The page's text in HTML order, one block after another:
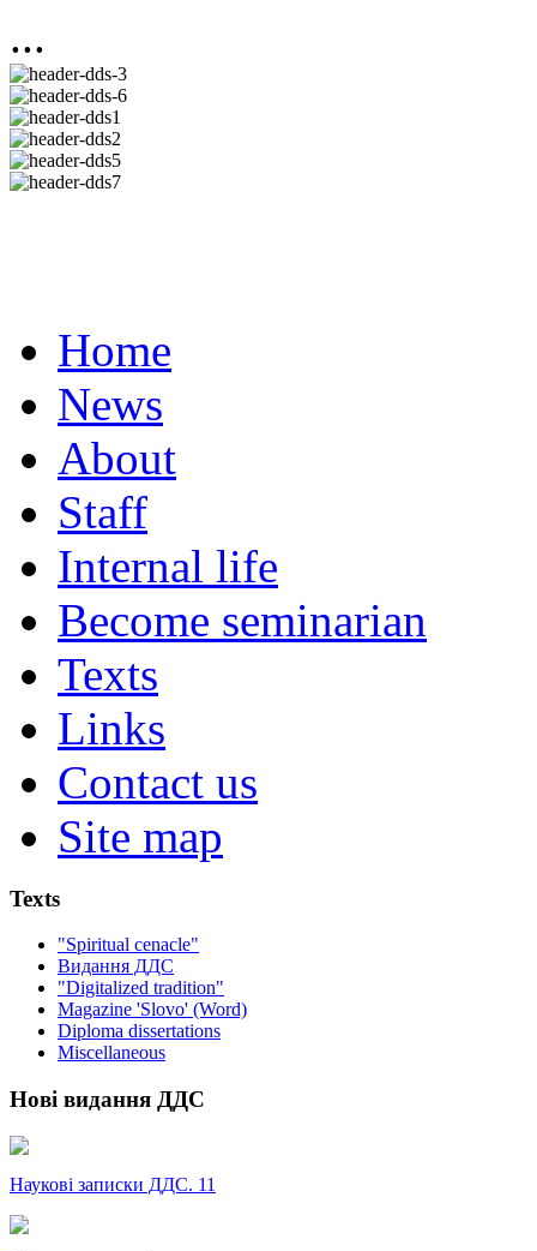
...
Home
News
About
Staff
Internal life
Become seminarian
Texts
Links
Contact us
Site map
Texts
"Spiritual cenacle"
Видання ДДС
"Digitalized tradition"
Magazine 'Slovo' (Word)
Diploma dissertations
Miscellaneous
Нові видання ДДС
Наукові записки ДДС. 11